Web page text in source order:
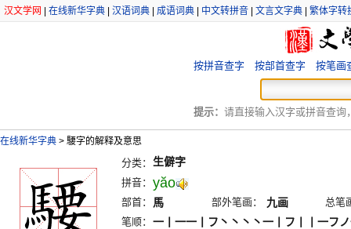
汉文学网 在线新华字典 汉语词典 成语词典 中文转拼音 文言文字典 繁体字转
按拼音查字 按部首查字 按笔画
提示： 请直接输入汉字或拼音查询
在线新华字典 > 騕字的解释及意思
分类： 生僻字
拼音： yăo
部首： 馬 部外笔画： 九画
总笔
笔顺： 一丨一一丨フ丶丶丶丶一丨フ丨丨一フ